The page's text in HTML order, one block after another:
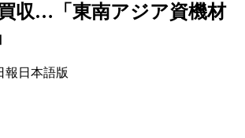
収…「東南アジア資機材
日本語版